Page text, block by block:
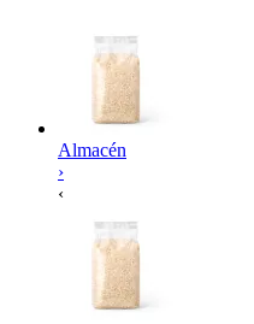
Almacén
›
‹